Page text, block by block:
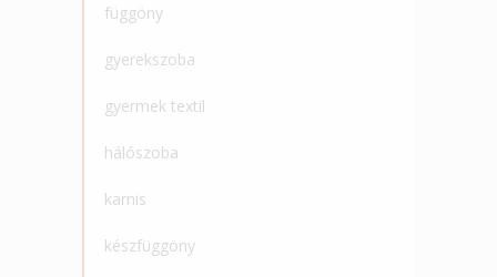
függöny
gyerekszoba
gyermek textil
hálószoba
karnis
készfüggöny